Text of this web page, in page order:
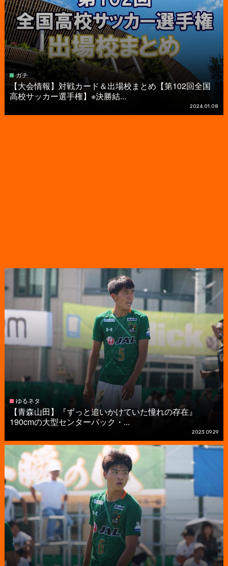
ガチ
【大会情報】対戦カード＆出場校まとめ【第102回全国
高校サッカー選手権】※決勝結...
2024.01.08
ゆるネタ
【青森山田】『ずっと追いかけていた憧れの存在』
190cmの大型センターバック・...
2023.09.29